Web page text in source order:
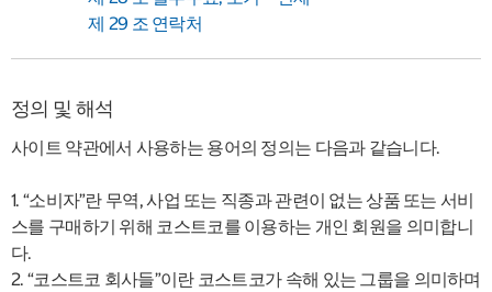
제 29 조 연락처
정의 및 해석
사이트 약관에서 사용하는 용어의 정의는 다음과 같습니다.
1. “소비자”란 무역, 사업 또는 직종과 관련이 없는 상품 또는 서비
스를 구매하기 위해 코스트코를 이용하는 개인 회원을 의미합니
다.
2. “코스트코 회사들”이란 코스트코가 속해 있는 그룹을 의미하며